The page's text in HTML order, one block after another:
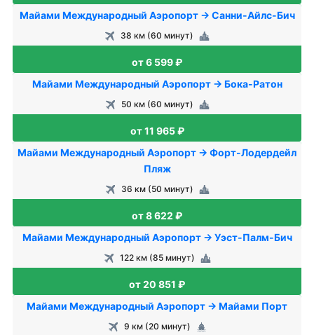
Майами Международный Аэропорт → Санни-Айлс-Бич
38 км (60 минут)
от 6 599 ₽
Майами Международный Аэропорт → Бока-Ратон
50 км (60 минут)
от 11 965 ₽
Майами Международный Аэропорт → Форт-Лодердейл
Пляж
36 км (50 минут)
от 8 622 ₽
Майами Международный Аэропорт → Уэст-Палм-Бич
122 км (85 минут)
от 20 851 ₽
Майами Международный Аэропорт → Майами Порт
9 км (20 минут)